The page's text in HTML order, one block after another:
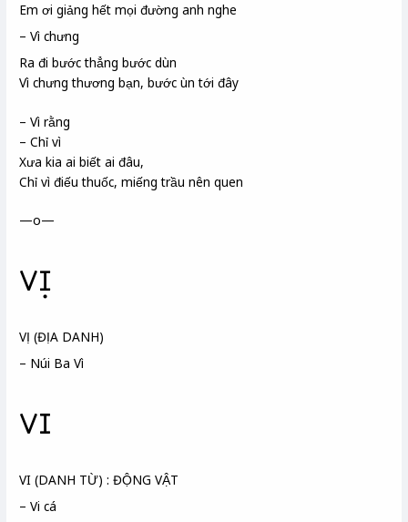
Em ơi giảng hết mọi đường anh nghe
– Vì chưng
Ra đi bước thẳng bước dùn
Vì chưng thương bạn, bước ùn tới đây
– Vì rằng
– Chỉ vì
Xưa kia ai biết ai đâu,
Chỉ vì điếu thuốc, miếng trầu nên quen
—o—
VỊ
VỊ (ĐỊA DANH)
– Núi Ba Vì
VI
VI (DANH TỪ) : ĐỘNG VẬT
– Vi cá